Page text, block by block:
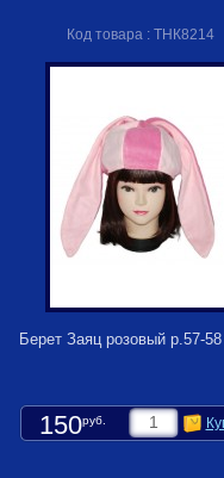
Код товара : ТНК8214
Берет Заяц розовый р.57-58
150руб.